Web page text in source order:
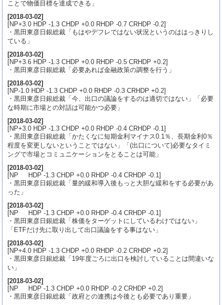
ことで物価目標を達成できる」
[2018-03-02]
[NP+3.0 HDP -1.3 CHDP +0.0 RHDP -0.7 CRHDP -0.2]
・黒田東彦日銀総裁「もはやデフレではない状況というのははっきりし
ている」
[2018-03-02]
[NP+3.6 HDP -1.3 CHDP +0.0 RHDP -0.5 CRHDP +0.2]
・黒田東彦日銀総裁「必要あれば金融政策の調整を行う」
[2018-03-02]
[NP-1.0 HDP -1.3 CHDP +0.0 RHDP -0.3 CRHDP +0.2]
・黒田東彦日銀総裁「今、出口の議論をするのは適切ではない」「必要
な時期に市場との対話は可能かつ必要」
[2018-03-02]
[NP+3.0 HDP -1.3 CHDP +0.0 RHDP -0.4 CRHDP -0.1]
・黒田東彦日銀総裁「かたくなに短期金利マイナス0.1％、長期金利0％
程度を変更しないということではない」「(出口について)必要なタイミ
ングで市場とコミュニケーションをとることは可能」
[2018-03-02]
[NP HDP -1.3 CHDP +0.0 RHDP -0.4 CRHDP -0.1]
・黒田東彦日銀総裁「量的緩和導入後もっと大胆な緩和をする必要があ
った」
[2018-03-02]
[NP HDP -1.3 CHDP +0.0 RHDP -0.4 CRHDP -0.1]
・黒田東彦日銀総裁「株価をターゲットにしているわけではない」
「ETFだけ先に取り出して出口議論をする事はない」
[2018-03-02]
[NP+4.0 HDP -1.3 CHDP +0.0 RHDP -0.2 CRHDP +0.2]
・黒田東彦日銀総裁「19年度ごろに出口を検討していることは間違いな
い」
[2018-03-02]
[NP HDP -1.3 CHDP +0.0 RHDP -0.2 CRHDP +0.2]
・黒田東彦日銀総裁「政府との連携は今後とも必要であり重要」